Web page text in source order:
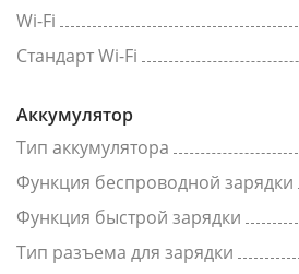
Wi-Fi
Стандарт Wi-Fi
Аккумулятор
Тип аккумулятора
Функция беспроводной зарядки
Функция быстрой зарядки
Тип разъема для зарядки